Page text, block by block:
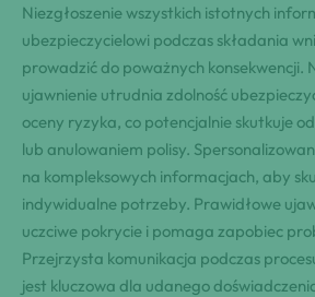
Niezgłoszenie wszystkich istotnych
ubezpieczycielowi podczas składania
prowadzić do poważnych konsekwencji.
ujawnienie utrudnia zdolność
oceny ryzyka, co potencjalnie skutkuje
lub anulowaniem polisy.
na kompleksowych informacjach, aby
indywidualne potrzeby. Prawidłowe
uczciwe pokrycie i pomaga zapobiec
Przejrzysta komunikacja podczas
jest kluczowa dla udanego